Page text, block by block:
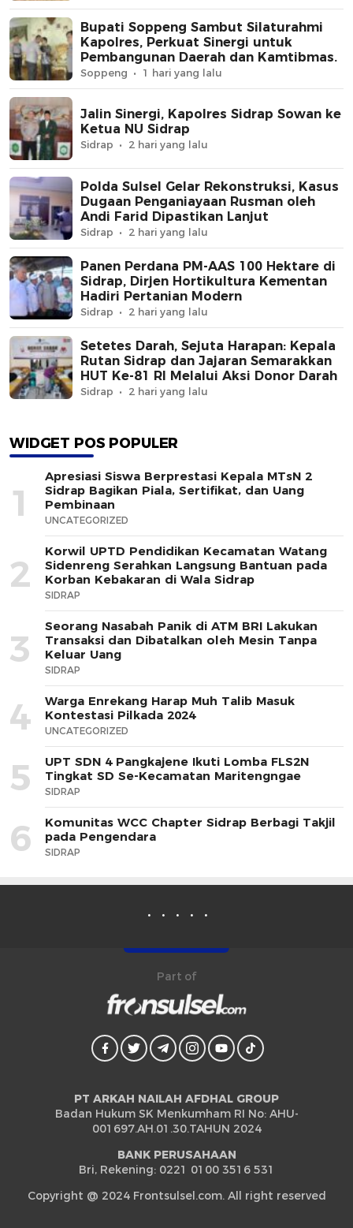
Bupati Soppeng Sambut Silaturahmi
Kapolres, Perkuat Sinergi untuk
Pembangunan Daerah dan Kamtibmas.
Soppeng 1 hari yang lalu
Jalin Sinergi, Kapolres Sidrap Sowan ke
Ketua NU Sidrap
Sidrap 2 hari yang lalu
Polda Sulsel Gelar Rekonstruksi, Kasus
Dugaan Penganiayaan Rusman oleh
Andi Farid Dipastikan Lanjut
Sidrap 2 hari yang lalu
Panen Perdana PM-AAS 100 Hektare di
Sidrap, Dirjen Hortikultura Kementan
Hadiri Pertanian Modern
Sidrap 2 hari yang lalu
Setetes Darah, Sejuta Harapan: Kepala
Rutan Sidrap dan Jajaran Semarakkan
HUT Ke-81 RI Melalui Aksi Donor Darah
Sidrap 2 hari yang lalu
WIDGET POS POPULER
1
Apresiasi Siswa Berprestasi Kepala MTsN 2
Sidrap Bagikan Piala, Sertifikat, dan Uang
Pembinaan
UNCATEGORIZED
2
Korwil UPTD Pendidikan Kecamatan Watang
Sidenreng Serahkan Langsung Bantuan pada
Korban Kebakaran di Wala Sidrap
SIDRAP
3
Seorang Nasabah Panik di ATM BRI Lakukan
Transaksi dan Dibatalkan oleh Mesin Tanpa
Keluar Uang
SIDRAP
4
Warga Enrekang Harap Muh Talib Masuk
Kontestasi Pilkada 2024
UNCATEGORIZED
5
UPT SDN 4 Pangkajene Ikuti Lomba FLS2N
Tingkat SD Se-Kecamatan Maritengngae
SIDRAP
6
Komunitas WCC Chapter Sidrap Berbagi Takjil
pada Pengendara
SIDRAP
Part of
PT ARKAH NAILAH AFDHAL GROUP
Badan Hukum SK Menkumham RI No: AHU-
001697.AH.01.30.TAHUN 2024
BANK PERUSAHAAN
Bri, Rekening: 0221 0100 3516 531
Copyright @ 2024 Frontsulsel.com. All right reserved